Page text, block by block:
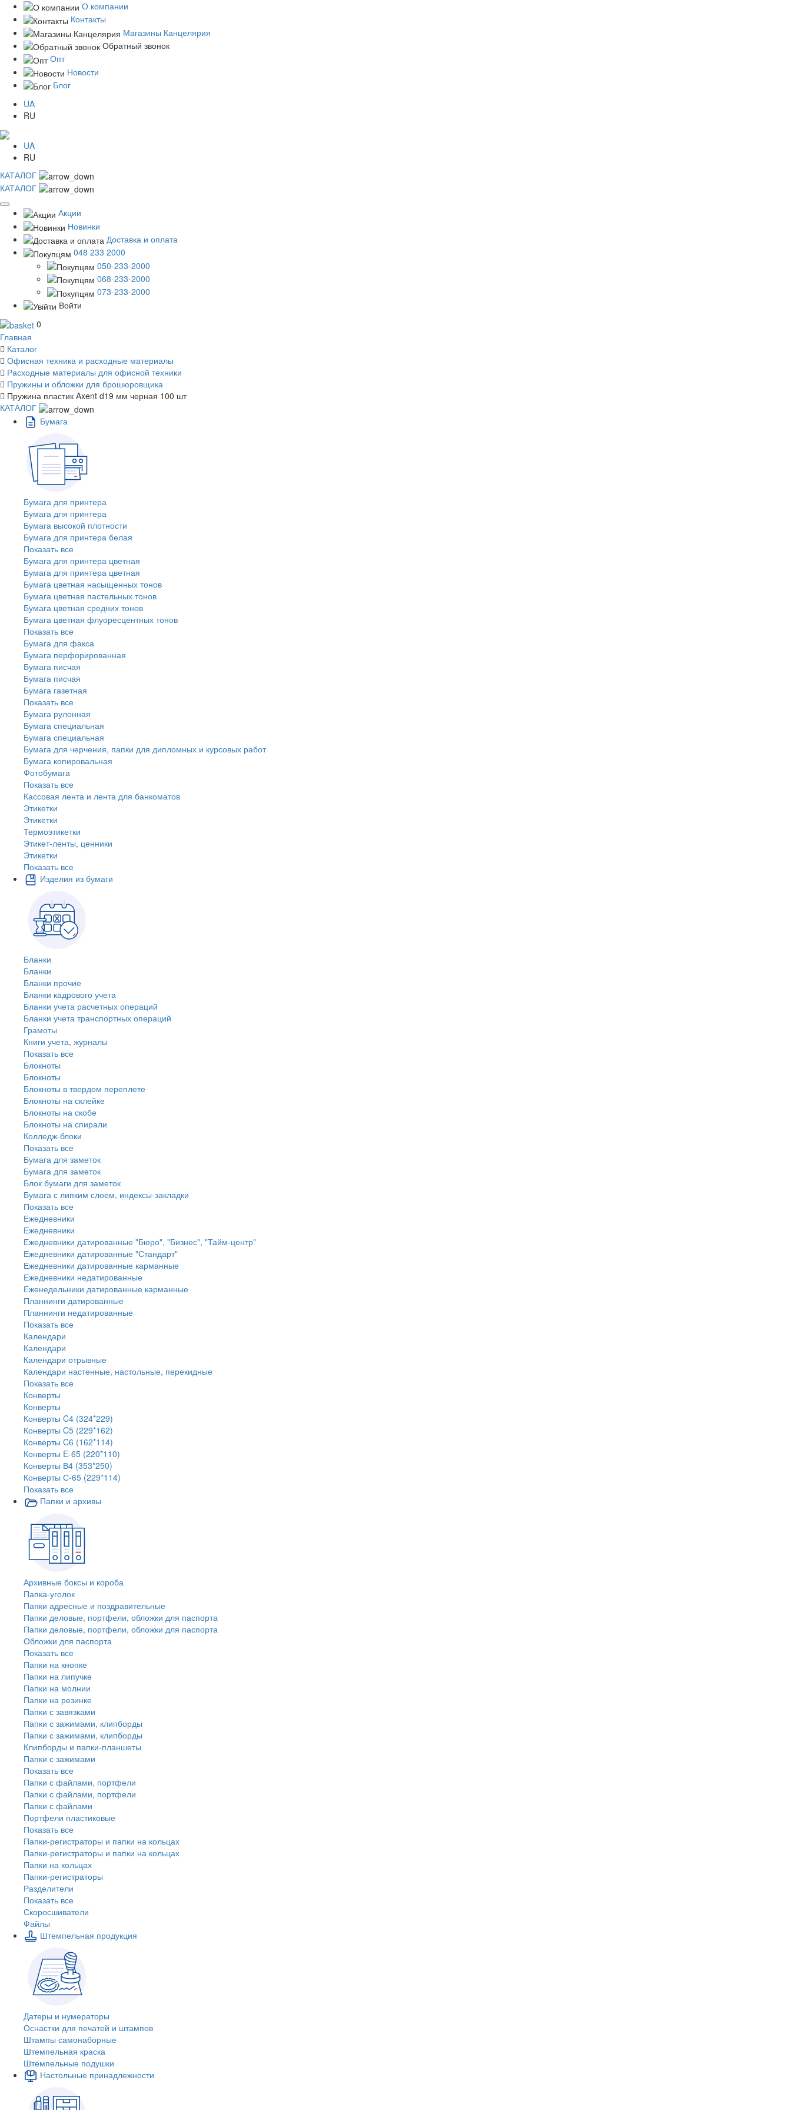
О компании
Контакты
Магазины Канцелярия
Обратный звонок
Опт
Новости
Блог
UA
RU
UA
RU
КАТАЛОГ
КАТАЛОГ
Акции
Новинки
Доставка и оплата
048 233 2000
050-233-2000
068-233-2000
073-233-2000
Войти
0
Главная
Каталог
Офисная техника и расходные материалы
Расходные материалы для офисной техники
Пружины и обложки для брошюровщика
Пружина пластик Axent d19 мм черная 100 шт
КАТАЛОГ
Бумага
Бумага для принтера
Бумага для принтера
Бумага высокой плотности
Бумага для принтера белая
Показать все
Бумага для принтера цветная
Бумага для принтера цветная
Бумага цветная насыщенных тонов
Бумага цветная пастельных тонов
Бумага цветная средних тонов
Бумага цветная флуоресцентных тонов
Показать все
Бумага для факса
Бумага перфорированная
Бумага писчая
Бумага писчая
Бумага газетная
Показать все
Бумага рулонная
Бумага специальная
Бумага специальная
Бумага для черчения, папки для дипломных и курсовых работ
Бумага копировальная
Фотобумага
Показать все
Кассовая лента и лента для банкоматов
Этикетки
Этикетки
Термоэтикетки
Этикет-ленты, ценники
Этикетки
Показать все
Изделия из бумаги
Бланки
Бланки
Бланки прочие
Бланки кадрового учета
Бланки учета расчетных операций
Бланки учета транспортных операций
Грамоты
Книги учета, журналы
Показать все
Блокноты
Блокноты
Блокноты в твердом переплете
Блокноты на склейке
Блокноты на скобе
Блокноты на спирали
Колледж-блоки
Показать все
Бумага для заметок
Бумага для заметок
Блок бумаги для заметок
Бумага с липким слоем, индексы-закладки
Показать все
Ежедневники
Ежедневники
Ежедневники датированные "Бюро", "Бизнес", "Тайм-центр"
Ежедневники датированные "Стандарт"
Ежедневники датированные карманные
Ежедневники недатированные
Еженедельники датированные карманные
Планнинги датированные
Планнинги недатированные
Показать все
Календари
Календари
Календари отрывные
Календари настенные, настольные, перекидные
Показать все
Конверты
Конверты
Конверты C4 (324*229)
Конверты C5 (229*162)
Конверты C6 (162*114)
Конверты E-65 (220*110)
Конверты В4 (353*250)
Конверты С-65 (229*114)
Показать все
Папки и архивы
Архивные боксы и короба
Папка-уголок
Папки адресные и поздравительные
Папки деловые, портфели, обложки для паспорта
Папки деловые, портфели, обложки для паспорта
Обложки для паспорта
Показать все
Папки на кнопке
Папки на липучке
Папки на молнии
Папки на резинке
Папки с завязками
Папки с зажимами, клипборды
Папки с зажимами, клипборды
Клипборды и папки-планшеты
Папки с зажимами
Показать все
Папки с файлами, портфели
Папки с файлами, портфели
Папки с файлами
Портфели пластиковые
Показать все
Папки-регистраторы и папки на кольцах
Папки-регистраторы и папки на кольцах
Папки на кольцах
Папки-регистраторы
Разделители
Показать все
Скоросшиватели
Файлы
Штемпельная продукция
Датеры и нумераторы
Оснастки для печатей и штампов
Штампы самонаборные
Штемпельная краска
Штемпельные подушки
Настольные принадлежности